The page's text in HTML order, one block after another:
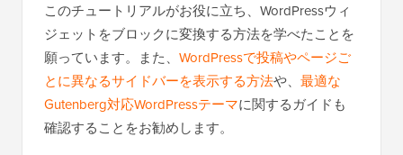
このチュートリアルがお役に立ち、WordPressウィ
ジェットをブロックに変換する方法を学べたことを
願っています。また、 WordPressで投稿やページご
とに異なるサイドバーを表示する方法や、 最適な
Gutenberg対応WordPressテーマに関するガイドも
確認することをお勧めします。